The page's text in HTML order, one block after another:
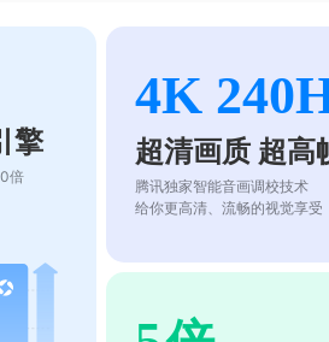
擎
倍
4K
超清画质 超高
腾讯独家智能音画调校技术
给你更高清、流畅的视觉享受